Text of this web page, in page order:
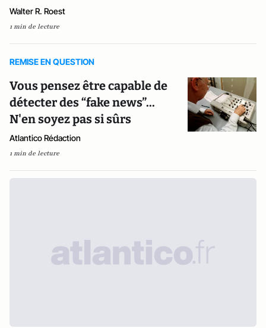
Walter R. Roest
1 min de lecture
REMISE EN QUESTION
Vous pensez être capable de
détecter des “fake news”...
N'en soyez pas si sûrs
Atlantico Rédaction
1 min de lecture